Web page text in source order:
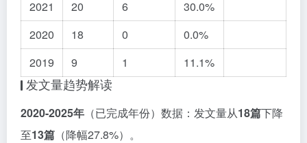
2021
20 6
30.0%
2020
18 0
0.0%
2019
9 1 11.1%
发文量趋势解读
2020-2025年 （已完成年份）数据：发文量从18篇下降
至13篇 （降幅27.8%）。